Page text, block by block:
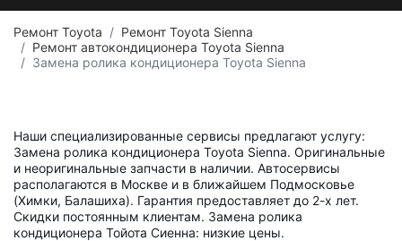
Ремонт Toyota
Ремонт Toyota Sienna
Ремонт автокондиционера Toyota Sienna
Замена ролика кондиционера Toyota Sienna
Наши специализированные сервисы предлагают услугу:
Замена ролика кондиционера Toyota Sienna. Оригинальные
и неоригинальные запчасти в наличии. Автосервисы
располагаются в Москве и в ближайшем Подмосковье
(Химки, Балашиха). Гарантия предоставляет до 2-х лет.
Скидки постоянным клиентам. Замена ролика
кондиционера Тойота Сиенна: низкие цены.